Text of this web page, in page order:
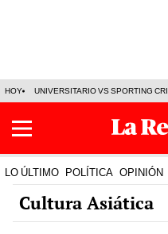
HOY UNIVERSITARIO VS SPORTING
LO ÚLTIMO POLÍTICA OPINIÓN
Cultura Asiática